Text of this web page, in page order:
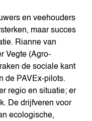
en veehouders
maar succes
Rianne van
Vegte (Agro-
de sociale kant
de PAVEx-pilots.
regio en situatie; er
De drijfveren voor
ecologische,